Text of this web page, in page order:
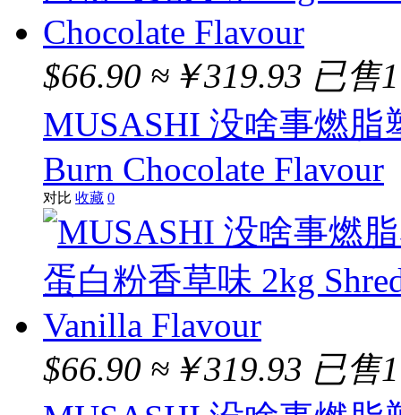
$66.90 ≈￥319.93 已售
MUSASHI 没啥事燃脂
Burn Chocolate Flavour
对比 收藏 0
$66.90 ≈￥319.93 已售